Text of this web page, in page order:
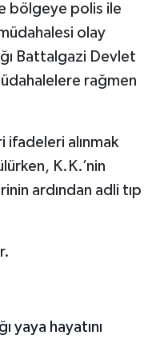
bölgeye polis ile
olay
Battalgazi Devlet
rağmen
ifadeleri alınmak
K.K.’nin
ardından adli tıp